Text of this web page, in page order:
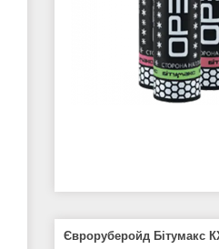
Євроруберойд Бітумакс